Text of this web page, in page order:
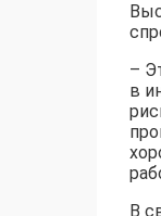
–
в
В